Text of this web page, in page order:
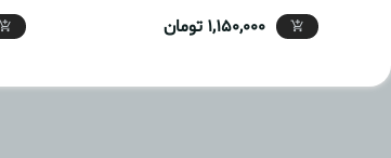
1,150,000 تومان